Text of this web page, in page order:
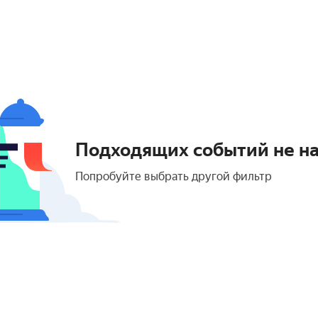
Подходящих событий не
Попробуйте выбрать другой фильтр